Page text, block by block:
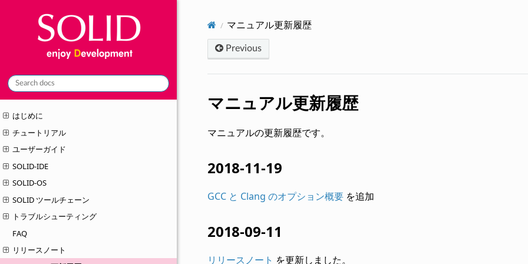
はじめに
チュートリアル
ユーザーガイド
SOLID-IDE
SOLID-OS
SOLID ツールチェーン
トラブルシューティング
FAQ
リリースノート
マニュアル更新履歴
Previous
マニュアル更新履歴
マニュアルの更新履歴です。
2018-11-19
GCC と Clang のオプション概要を追加
2018-09-11
リリースノート を更新しました。